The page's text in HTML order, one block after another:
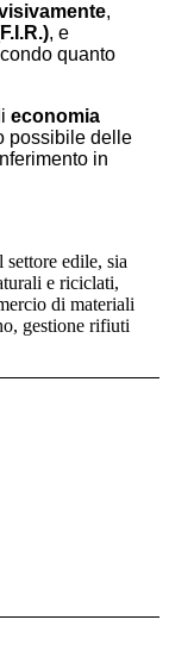
,
, e
quanto
economia
possibile delle
in
edile, sia
e riciclati,
di materiali
gestione rifiuti